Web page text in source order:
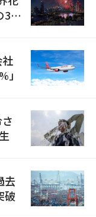
3カ
去
破